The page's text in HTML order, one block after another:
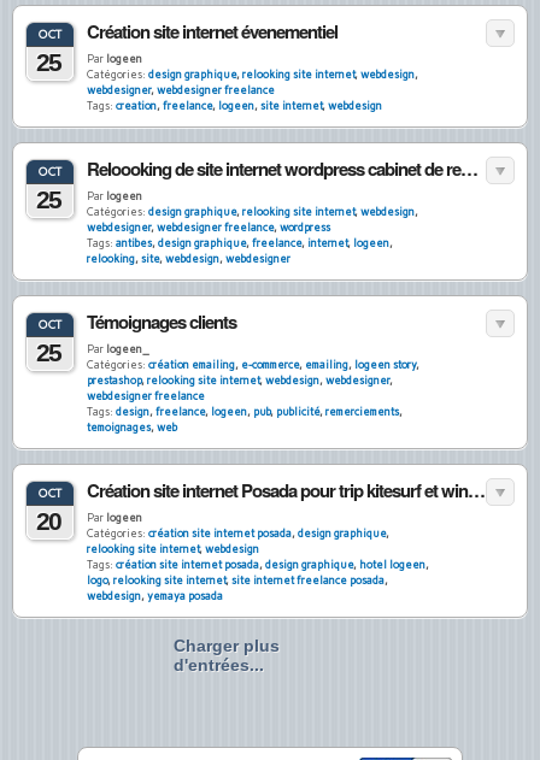
OCT
25
Création site internet évenementiel
Par logeen
Catégories: design graphique,relooking site internet,webdesign,
webdesigner,webdesigner freelance
Tags: creation,freelance, logeen,site internet,webdesign
OCT
25
Reloooking de site internet wordpress cabinet de recrutement : WESTPOINT
Par logeen
Catégories: design graphique,relooking site internet,webdesign,
webdesigner,webdesigner freelance,wordpress
Tags: antibes,design graphique,freelance, internet, logeen,
relooking,site,webdesign,webdesigner
OCT
25
Témoignages clients
Par logeen_
Catégories: création emailing, e-commerce, emailing, logeen story,
prestashop,relooking site internet,webdesign,webdesigner,
webdesigner freelance
Tags: design,freelance, logeen, pub, publicité,remerciements,
temoignages,web
OCT
20
Création site internet Posada pour trip kitesurf et windsurf
Par logeen
Catégories: création site internet posada,design graphique,
relooking site internet,webdesign
Tags: création site internet posada,design graphique, hotel logeen,
logo,relooking site internet,site internet freelance posada,
webdesign,yemaya posada
Charger plus
d'entrées...